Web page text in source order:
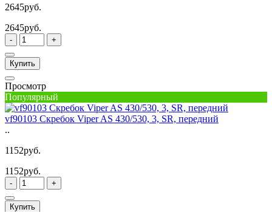
2645руб.
2645руб.
- +
Купить
Просмотр
Популярный
vf90103 Скребок Viper AS 430/530, 3, SR, передний
..
1152руб.
1152руб.
- +
Купить